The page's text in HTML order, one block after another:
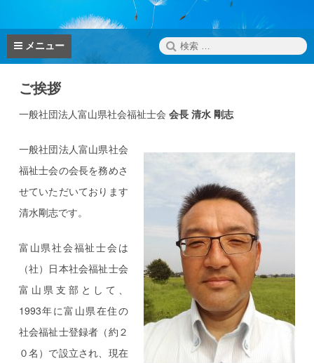
ン
メニュー
検
索:
ご挨拶
一般社団法人富山県社会福祉士会 会長 清水 剛志
一般社団法人富山県社会
福祉士会の会長を務めさ
せていただいております
清水剛志です。
富山県社会福祉士会は
（社）日本社会福祉士会
富山県支部として、
1993年に富山県在住の
社会福祉士登録者（約２
０名）で設立され、現在